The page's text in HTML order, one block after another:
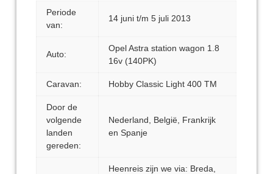
Periode
van:
14 juni t/m 5 juli 2013
Auto:
Opel Astra station wagon 1.8
16v (140PK)
Caravan: Hobby Classic Light 400 TM
Door de
volgende
landen
gereden:
Nederland, België, Frankrijk
en Spanje
Heenreis zijn we via: Breda,